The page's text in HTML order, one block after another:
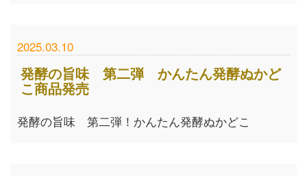
2025.03.10
発酵の旨味 第二弾 かんたん発酵ぬかど
こ商品発売
発酵の旨味 第二弾！かんたん発酵ぬかどこ